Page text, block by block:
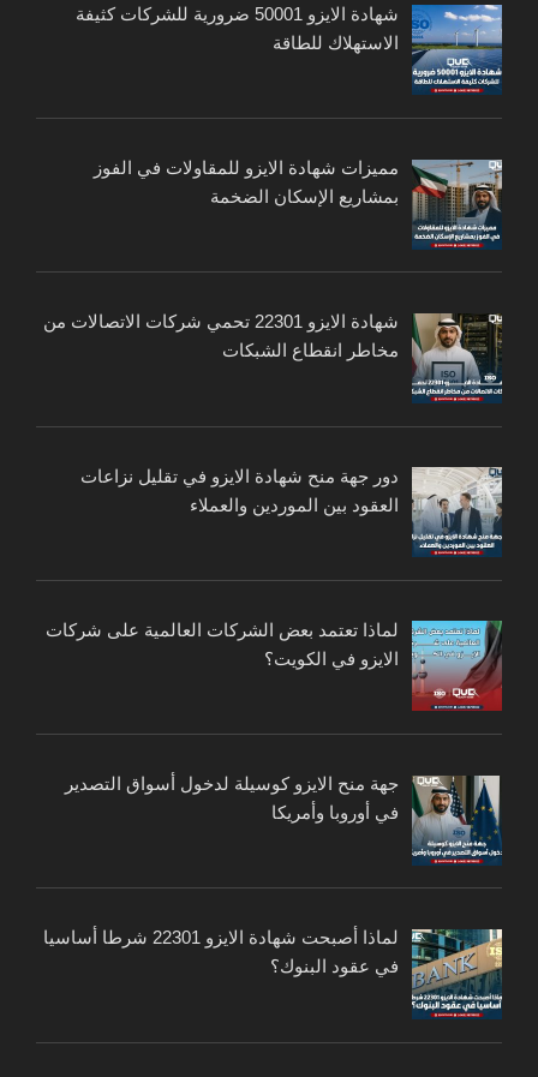
شهادة الايزو 50001 ضرورية للشركات كثيفة
الاستهلاك للطاقة
مميزات شهادة الايزو للمقاولات في الفوز
بمشاريع الإسكان الضخمة
شهادة الايزو 22301 تحمي شركات الاتصالات من
مخاطر انقطاع الشبكات
دور جهة منح شهادة الايزو في تقليل نزاعات
العقود بين الموردين والعملاء
لماذا تعتمد بعض الشركات العالمية على شركات
الايزو في الكويت؟
جهة منح الايزو كوسيلة لدخول أسواق التصدير
في أوروبا وأمريكا
لماذا أصبحت شهادة الايزو 22301 شرطا أساسيا
في عقود البنوك؟